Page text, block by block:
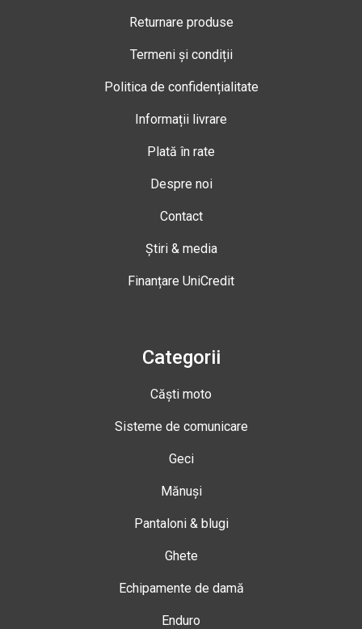
Returnare produse
Termeni și condiții
Politica de confidențialitate
Informații livrare
Plată în rate
Despre noi
Contact
Știri & media
Finanțare UniCredit
Categorii
Căști moto
Sisteme de comunicare
Geci
Mănuși
Pantaloni & blugi
Ghete
Echipamente de damă
Enduro